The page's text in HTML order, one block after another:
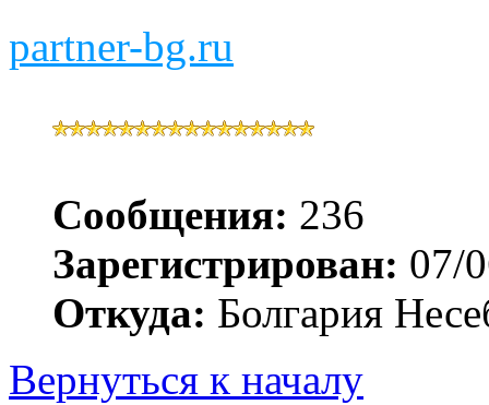
partner-bg.ru
Сообщения: 236
Зарегистрирован: 07/
Откуда: Болгария
Вернуться к началу